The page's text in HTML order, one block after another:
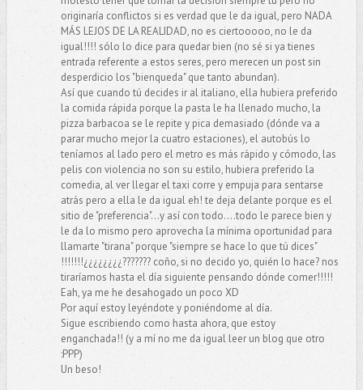
originaría conflictos si es verdad que le da igual, pero NADA
MÁS LEJOS DE LA REALIDAD, no es ciertooooo, no le da
igual!!!! sólo lo dice para quedar bien (no sé si ya tienes
entrada referente a estos seres, pero merecen un post sin
desperdicio los "bienqueda" que tanto abundan).
Así que cuando tú decides ir al italiano, ella hubiera preferido
la comida rápida porque la pasta le ha llenado mucho, la
pizza barbacoa se le repite y pica demasiado (dónde va a
parar mucho mejor la cuatro estaciones), el autobús lo
teníamos al lado pero el metro es más rápido y cómodo, las
pelis con violencia no son su estilo, hubiera preferido la
comedia, al ver llegar el taxi corre y empuja para sentarse
atrás pero a ella le da igual eh! te deja delante porque es el
sitio de "preferencia"...y así con todo....todo le parece bien y
le da lo mismo pero aprovecha la mínima oportunidad para
llamarte "tirana" porque "siempre se hace lo que tú dices"
!!!!!!!¿¿¿¿¿¿¿¿??????? coño, si no decido yo, quién lo hace? nos
tiraríamos hasta el día siguiente pensando dónde comer!!!!!
Eah, ya me he desahogado un poco XD
Por aquí estoy leyéndote y poniéndome al día.
Sigue escribiendo como hasta ahora, que estoy
enganchada!! (y a mí no me da igual leer un blog que otro
:PPP)
Un beso!